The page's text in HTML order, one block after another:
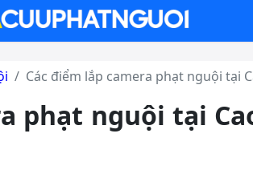
Các điểm lắp camera phạt nguội tại
phạt nguội tại